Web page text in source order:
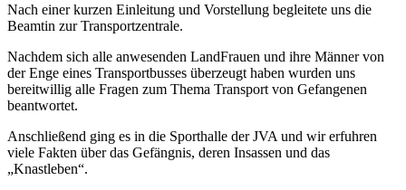
Nach einer kurzen Einleitung und Vorstellung begleitete uns die
Beamtin zur Transportzentrale.
Nachdem sich alle anwesenden LandFrauen und ihre Männer von
der Enge eines Transportbusses überzeugt haben wurden uns
bereitwillig alle Fragen zum Thema Transport von Gefangenen
beantwortet.
Anschließend ging es in die Sporthalle der JVA und wir erfuhren
viele Fakten über das Gefängnis, deren Insassen und das
„Knastleben“.